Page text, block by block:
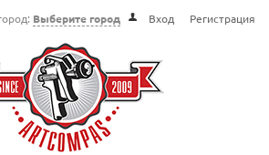
Выберите город Вход Регистрация